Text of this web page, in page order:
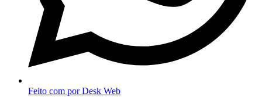
Feito com por Desk Web